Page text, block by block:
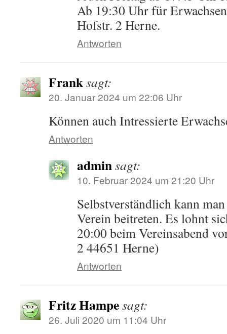
Ab 19:30 Uhr für
Hofstr. 2 Herne.
Antworten
Franksagt:
20. Januar 2024 um 22:06 Uhr
Können auch Intressierte
Antworten
adminsagt:
10. Februar 2024 um 21:20 Uhr
Selbstverständlich kann
Verein beitreten. Es lohnt
20:00 beim Vereinsabend
2 44651 Herne)
Antworten
Fritz Hampesagt:
26. Juli 2020 um 11:04 Uhr